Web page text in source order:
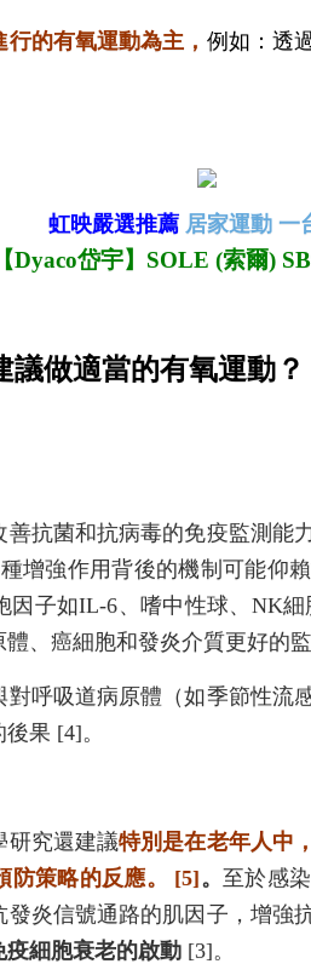
的有氧運動為主， 例如：透
虹映嚴選推薦居家運動 一
Dyaco岱宇】SOLE (索爾)
做適當的有氧運動？
抗菌和抗病毒的免疫監測能
增強作用背後的機制可能仰
子如IL-6、嗜中性球、NK細
、癌細胞和發炎介質更好的監
呼吸道病原體（如季節性流
果 [4]。
研究還建議特別是在老年人中
防策略的反應。 [5]。 至於感
炎信號通路的肌因子，增強
疫細胞衰老的啟動 [3]。